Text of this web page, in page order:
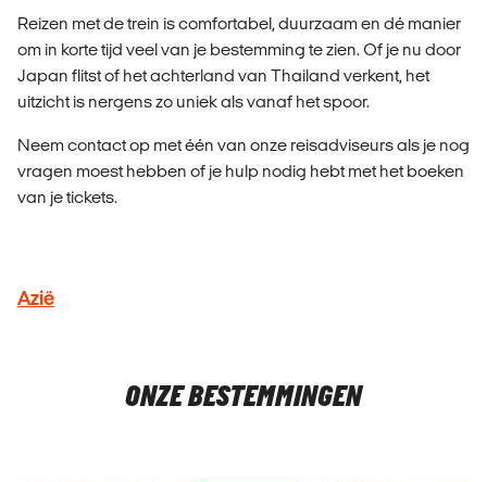
Reizen met de trein is comfortabel, duurzaam en dé manier
om in korte tijd veel van je bestemming te zien. Of je nu door
Japan flitst of het achterland van Thailand verkent, het
uitzicht is nergens zo uniek als vanaf het spoor.
Neem contact op met één van onze reisadviseurs als je nog
vragen moest hebben of je hulp nodig hebt met het boeken
van je tickets.
Azië
ONZE BESTEMMINGEN